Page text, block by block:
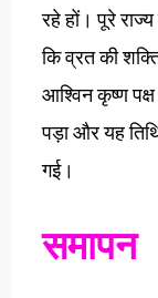
रहे हों। पूरे राज्य
कि व्रत की
आश्विन कृष्ण पक्ष
पड़ा और यह
गई।
समापन